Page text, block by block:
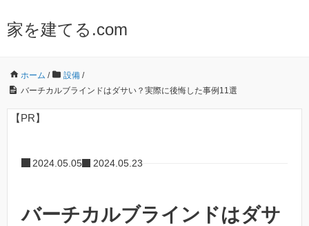
家を建てる.com
ホーム / 設備 /
バーチカルブラインドはダサい？実際に後悔した事例11選
【PR】
2024.05.05 2024.05.23
バーチカルブラインドはダサ